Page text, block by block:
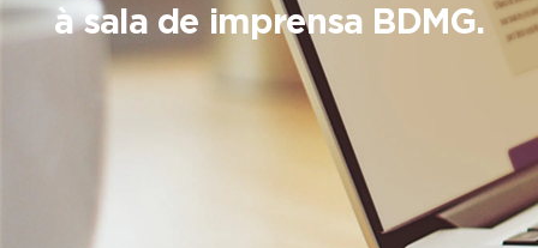
à sala de imprensa BDMG.